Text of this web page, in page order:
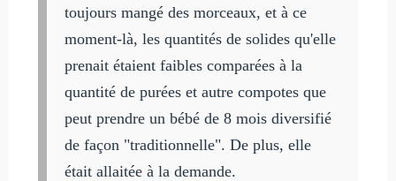
toujours mangé des morceaux, et à ce
moment-là, les quantités de solides qu'elle
prenait étaient faibles comparées à la
quantité de purées et autre compotes que
peut prendre un bébé de 8 mois diversifié
de façon "traditionnelle". De plus, elle
était allaitée à la demande.